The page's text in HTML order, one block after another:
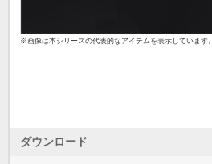
※画像は本シリーズの代表的なアイテムを表示しています。
ダウンロード